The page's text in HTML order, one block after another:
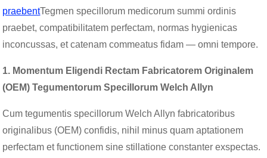
praebentTegmen specillorum medicorum summi ordinis
praebet, compatibilitatem perfectam, normas hygienicas
inconcussas, et catenam commeatus fidam — omni tempore.
1. Momentum Eligendi Rectam Fabricatorem Originalem
(OEM) Tegumentorum Specillorum Welch Allyn
Cum tegumentis specillorum Welch Allyn fabricatoribus
originalibus (OEM) confidis, nihil minus quam aptationem
perfectam et functionem sine stillatione constanter exspectas.